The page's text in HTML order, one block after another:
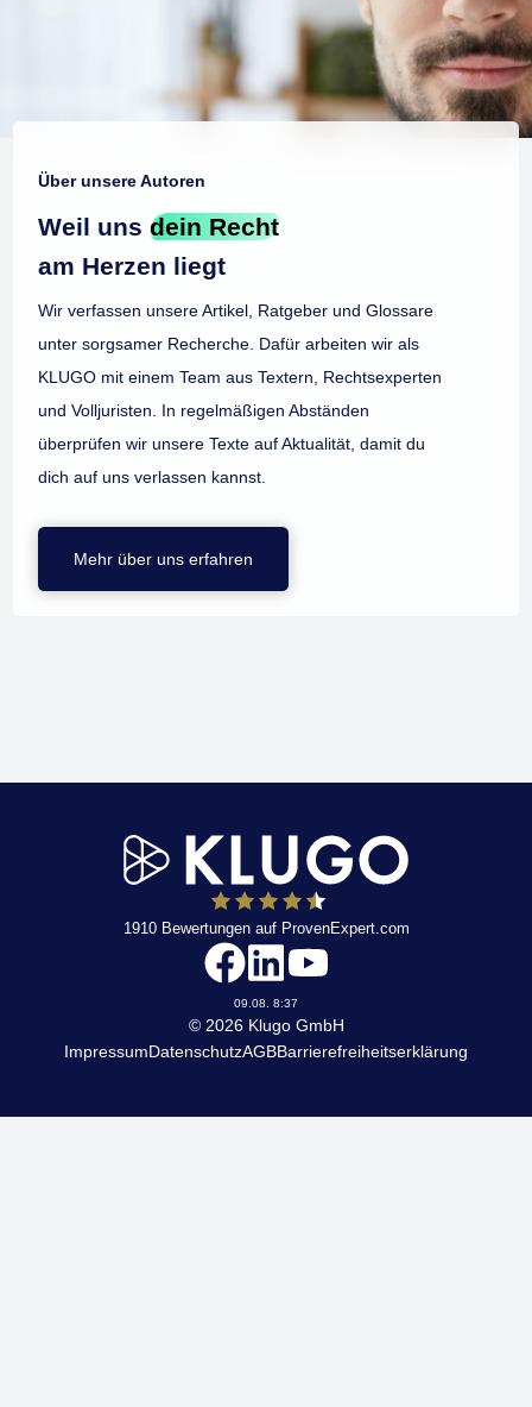
Über unsere Autoren
Weil unsdein Recht
am Herzen liegt
Wir verfassen unsere Artikel, Ratgeber und Glossare
unter sorgsamer Recherche. Dafür arbeiten wir als
KLUGO mit einem Team aus Textern, Rechtsexperten
und Volljuristen. In regelmäßigen Abständen
überprüfen wir unsere Texte auf Aktualität, damit du
dich auf uns verlassen kannst.
Mehr über uns erfahren
KLUGO
1910Bewertungen auf ProvenExpert.com
09.08. 8:37
© 2026 Klugo GmbH
ImpressumDatenschutzAGBBarrierefreiheitserklärung